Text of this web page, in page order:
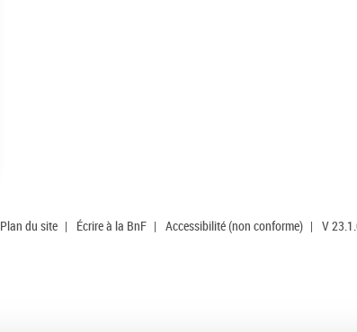
Plan du site | Écrire à la BnF | Accessibilité (non conforme) | V